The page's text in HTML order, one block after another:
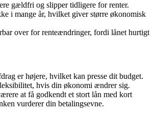
gældfri og slipper tidligere for renter.
i mange år, hvilket giver større økonomisk
over for renteændringer, fordi lånet hurtigt
er højere, hvilket kan presse dit budget.
hvis din økonomi ændrer sig.
at få godkendt et stort lån med kort
vurderer din betalingsevne.